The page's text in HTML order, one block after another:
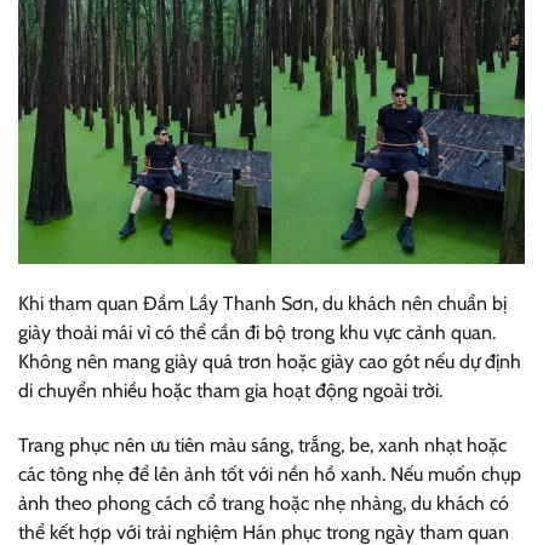
Khi tham quan Đầm Lầy Thanh Sơn, du khách nên chuẩn bị
giày thoải mái vì có thể cần đi bộ trong khu vực cảnh quan.
Không nên mang giày quá trơn hoặc giày cao gót nếu dự định
di chuyển nhiều hoặc tham gia hoạt động ngoài trời.
Trang phục nên ưu tiên màu sáng, trắng, be, xanh nhạt hoặc
các tông nhẹ để lên ảnh tốt với nền hồ xanh. Nếu muốn chụp
ảnh theo phong cách cổ trang hoặc nhẹ nhàng, du khách có
thể kết hợp với trải nghiệm Hán phục trong ngày tham quan